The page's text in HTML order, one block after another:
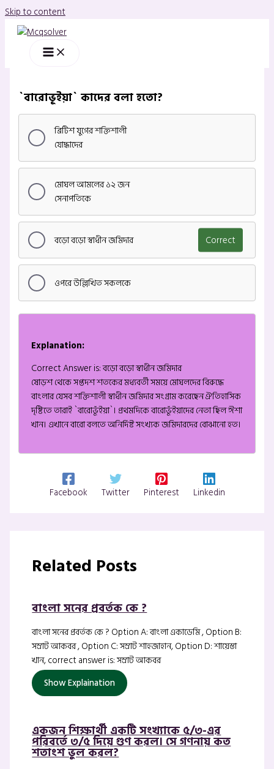
Skip to content
`বারোভূইয়া` কাদের বলা হতো?
ব্রিটিশ যুগের শক্তিশালী
যোদ্ধাদের
মোঘল আমলের ১২ জন
সেনাপতিকে
বড়ো বড়ো স্বাধীন জমিদার Correct
ওপরে উল্লিখিত সকলকে
Explanation:
Correct Answer is: বড়ো বড়ো স্বাধীন জমিদার
ষোড়শ থেকে সপ্তদশ শতকের মধ্যবর্তী সময়ে মোঘলদের বিরুদ্ধে
বাংলার যেসব শক্তিশালী স্বাধীন জমিদার সংগ্রাম করেছেন ঐতিহাসিক
দৃষ্টিতে তারাই `বারোভূঁইয়া`। প্রথমদিকে বারোভূঁইয়াদের নেতা ছিল ঈশা
খান। এখানে বারো বলতে অনির্দিষ্ট সংখ্যক জমিদারদের বোঝানো হত।
Facebook Twitter Pinterest Linkedin
Related Posts
বাংলা সনের প্রবর্তক কে ?
বাংলা সনের প্রবর্তক কে ? Option A: বাংলা একাডেমি , Option B:
সম্রাট আকবর , Option C: সম্রাট শাহজাহান, Option D: শায়েস্তা
খান, correct answer is: সম্রাট আকবর
Show Explaination
একজন শিক্ষার্থী একটি সংখ্যাকে ৫/৩-এর
পরিবর্তে ৩/৫ দিয়ে গুণ করল। সে গণনায় কত
শতাংশ ভুল করল?